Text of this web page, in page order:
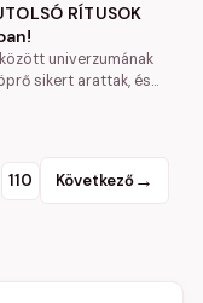
(„Breslau")…RÍTUSOK
univerzumának
sikert arattak, és
110 Következő→